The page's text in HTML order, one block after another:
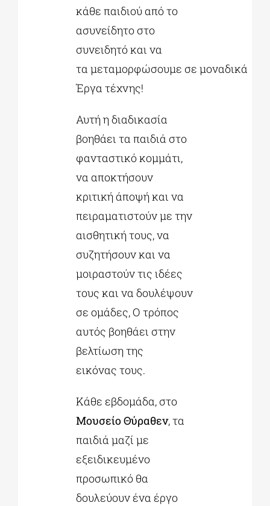
κάθε παιδιού από το
ασυνείδητο στο
συνειδητό και να
τα μεταμορφώσουμε σε μοναδικά
Έργα τέχνης!
Αυτή η διαδικασία
βοηθάει τα παιδιά στο
φανταστικό κομμάτι,
να αποκτήσουν
κριτική άποψή και να
πειραματιστούν με την
αισθητική τους, να
συζητήσουν και να
μοιραστούν τις ιδέες
τους και να δουλέψουν
σε ομάδες, Ο τρόπος
αυτός βοηθάει στην
βελτίωση της
εικόνας τους.
Κάθε εβδομάδα, στο
Μουσείο Θύραθεν, τα
παιδιά μαζί με
εξειδικευμένο
προσωπικό θα
δουλεύουν ένα έργο